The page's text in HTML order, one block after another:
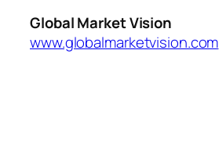
Global Market Vision
www.globalmarketvision.com